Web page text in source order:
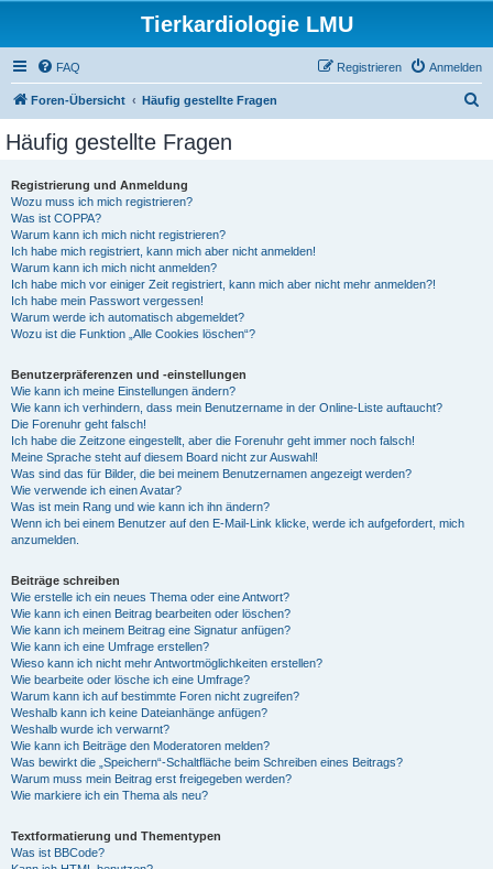
Tierkardiologie LMU
FAQ Anmelden
Registrieren
Foren-Übersicht Häufig gestellte Fragen
Häufig gestellte Fragen
Registrierung und Anmeldung
Wozu muss ich mich registrieren?
Was ist COPPA?
Warum kann ich mich nicht registrieren?
Ich habe mich registriert, kann mich aber nicht anmelden!
Warum kann ich mich nicht anmelden?
Ich habe mich vor einiger Zeit registriert, kann mich aber nicht mehr anmelden?!
Ich habe mein Passwort vergessen!
Warum werde ich automatisch abgemeldet?
Wozu ist die Funktion „Alle Cookies löschen“?
Benutzerpräferenzen und -einstellungen
Wie kann ich meine Einstellungen ändern?
Wie kann ich verhindern, dass mein Benutzername in der Online-Liste auftaucht?
Die Forenuhr geht falsch!
Ich habe die Zeitzone eingestellt, aber die Forenuhr geht immer noch falsch!
Meine Sprache steht auf diesem Board nicht zur Auswahl!
Was sind das für Bilder, die bei meinem Benutzernamen angezeigt werden?
Wie verwende ich einen Avatar?
Was ist mein Rang und wie kann ich ihn ändern?
Wenn ich bei einem Benutzer auf den E-Mail-Link klicke, werde ich aufgefordert, mich
anzumelden.
Beiträge schreiben
Wie erstelle ich ein neues Thema oder eine Antwort?
Wie kann ich einen Beitrag bearbeiten oder löschen?
Wie kann ich meinem Beitrag eine Signatur anfügen?
Wie kann ich eine Umfrage erstellen?
Wieso kann ich nicht mehr Antwortmöglichkeiten erstellen?
Wie bearbeite oder lösche ich eine Umfrage?
Warum kann ich auf bestimmte Foren nicht zugreifen?
Weshalb kann ich keine Dateianhänge anfügen?
Weshalb wurde ich verwarnt?
Wie kann ich Beiträge den Moderatoren melden?
Was bewirkt die „Speichern“-Schaltfläche beim Schreiben eines Beitrags?
Warum muss mein Beitrag erst freigegeben werden?
Wie markiere ich ein Thema als neu?
Textformatierung und Thementypen
Was ist BBCode?